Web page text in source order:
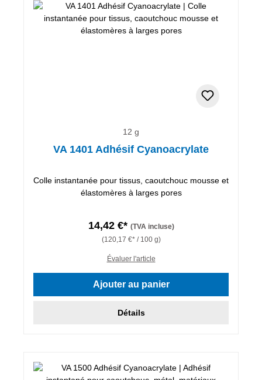
12 g
VA 1401 Adhésif Cyanoacrylate
Colle instantanée pour tissus, caoutchouc mousse et
élastomères à larges pores
14,42 €* (TVA incluse)
(120,17 €* / 100 g)
Évaluer l'article
Ajouter au panier
Détails